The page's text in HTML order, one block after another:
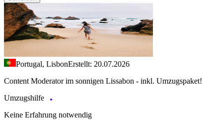
Portugal, LisbonErstellt: 20.07.2026
Content Moderator im sonnigen Lissabon - inkl. Umzugspaket!
Umzugshilfe
Keine Erfahrung notwendig